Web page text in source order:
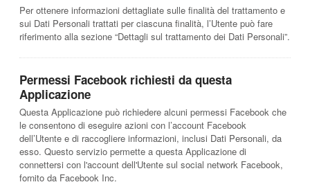
Per ottenere informazioni dettagliate sulle finalità del trattamento e
sui Dati Personali trattati per ciascuna finalità, l’Utente può fare
riferimento alla sezione “Dettagli sul trattamento dei Dati Personali”.
Permessi Facebook richiesti da questa
Applicazione
Questa Applicazione può richiedere alcuni permessi Facebook che
le consentono di eseguire azioni con l’account Facebook
dell’Utente e di raccogliere informazioni, inclusi Dati Personali, da
esso. Questo servizio permette a questa Applicazione di
connettersi con l'account dell'Utente sul social network Facebook,
fornito da Facebook Inc.